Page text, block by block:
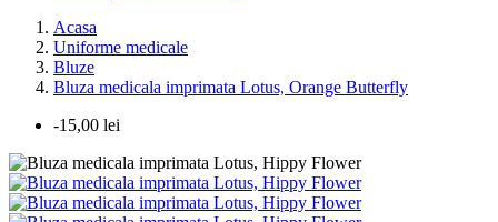
Acasa
Uniforme medicale
Bluze
Bluza medicala imprimata Lotus, Orange Butterfly
-15,00 lei